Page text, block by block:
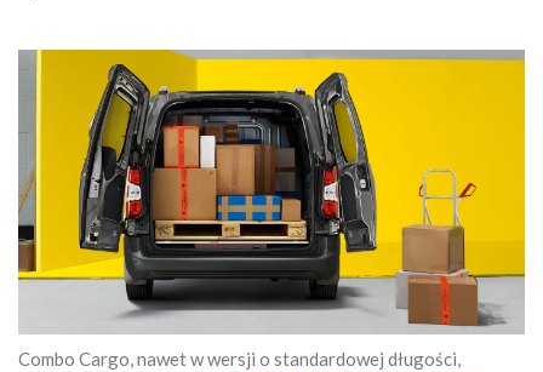
Combo Cargo, nawet w wersji o standardowej długości,